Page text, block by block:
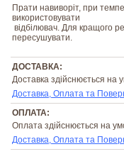
Прати навиворіт, при
використовувати
відбілювач. Для кращого
пересушувати.
ДОСТАВКА:
Доставка здійснюється на
Доставка, Оплата та
ОПЛАТА:
Оплата здійснюється на
Доставка, Оплата та